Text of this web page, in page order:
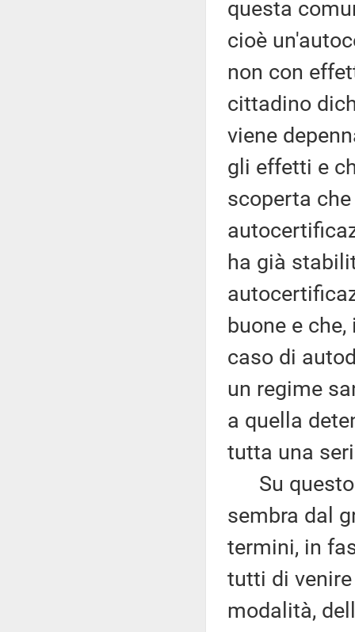
questa
cioè
non con
cittadino
viene
gli effetti e
scoperta
ha già
buone e
caso di
un regime
a quella
tutta una
Su questo
sembra dal
termini, in
tutti di
modalità,